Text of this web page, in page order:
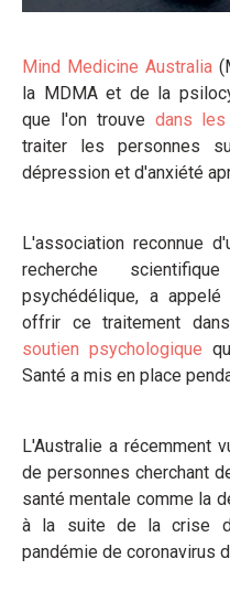
Mind Medicine Australia
la MDMA et de la
que l'on trouve dans les
traiter les personnes
dépression et d'anxiété
L'association reconnue
recherche
psychédélique, a
offrir ce traitement
soutien psychologique
Santé a mis en place
L'Australie a récemment
de personnes cherchant
santé mentale comme la
à la suite de la crise
pandémie de coronavirus